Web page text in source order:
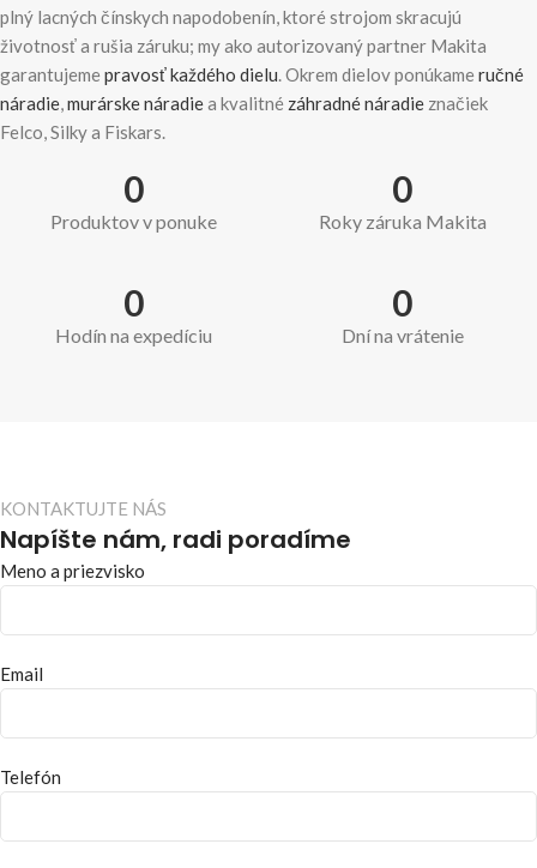
plný lacných čínskych napodobenín, ktoré strojom skracujú
životnosť a rušia záruku; my ako autorizovaný partner Makita
garantujemepravosť každého dielu. Okrem dielov ponúkameručné
náradie,murárske náradiea kvalitné záhradné náradie značiek
Felco, Silky a Fiskars.
0
Produktov v ponuke
0
Roky záruka Makita
0
Hodín na expedíciu
0
Dní na vrátenie
KONTAKTUJTE NÁS
Napíšte nám, radi poradíme
Meno a priezvisko
Email
Telefón